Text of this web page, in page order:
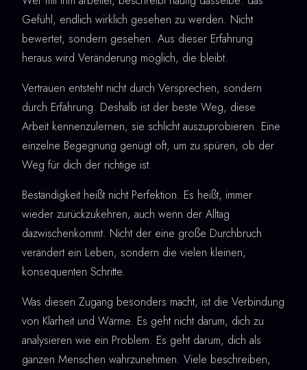
Gefühl, endlich wirklich gesehen zu werden. Nicht
bewertet, sondern gesehen. Aus dieser Erfahrung
heraus wird Veränderung möglich, die bleibt.
Vertrauen entsteht nicht durch Versprechen, sondern
durch Erfahrung. Deshalb ist der beste Weg, diese
Arbeit kennenzulernen, sie schlicht auszuprobieren. Eine
einzelne Begegnung genügt oft, um zu spüren, ob der
Weg für dich der richtige ist.
Beständigkeit heißt nicht Perfektion. Es heißt, immer
wieder zurückzukehren, auch wenn der Alltag
dazwischenkommt. Nicht der eine große Durchbruch
verändert ein Leben, sondern die vielen kleinen,
konsequenten Schritte.
Was diesen Zugang besonders macht, ist die Verbindung
von Klarheit und Wärme. Es geht nicht darum, dich zu
analysieren wie ein Problem. Es geht darum, dich als
ganzen Menschen wahrzunehmen. Viele beschreiben,